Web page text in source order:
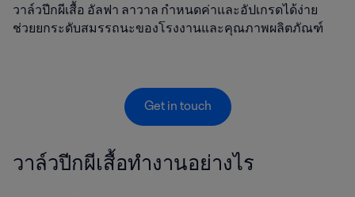
วาล์วปีกผีเสื้อ อัลฟา ลาวาล กำหนดค่าและอัปเกรดได้ง่าย
ช่วยยกระดับสมรรถนะของโรงงานและคุณภาพผลิตภัณฑ์
Get in touch
วาล์วปีกผีเสื้อทำงานอย่างไร